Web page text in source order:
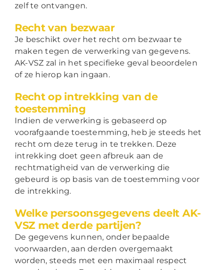
zelf te ontvangen.
Recht van bezwaar
Je beschikt over het recht om bezwaar te
maken tegen de verwerking van gegevens.
AK-VSZ zal in het specifieke geval beoordelen
of ze hierop kan ingaan.
Recht op intrekking van de
toestemming
Indien de verwerking is gebaseerd op
voorafgaande toestemming, heb je steeds het
recht om deze terug in te trekken. Deze
intrekking doet geen afbreuk aan de
rechtmatigheid van de verwerking die
gebeurd is op basis van de toestemming voor
de intrekking.
Welke persoonsgegevens deelt AK-
VSZ met derde partijen?
De gegevens kunnen, onder bepaalde
voorwaarden, aan derden overgemaakt
worden, steeds met een maximaal respect